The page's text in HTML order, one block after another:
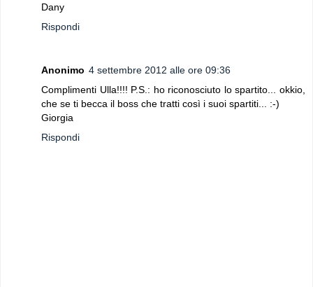
Dany
Rispondi
Anonimo 4 settembre 2012 alle ore 09:36
Complimenti Ulla!!!! P.S.: ho riconosciuto lo spartito... okkio,
che se ti becca il boss che tratti così i suoi spartiti... :-)
Giorgia
Rispondi